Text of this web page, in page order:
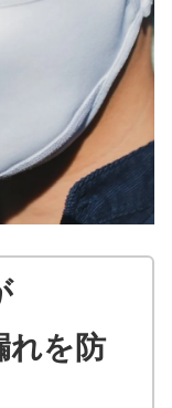
れを防